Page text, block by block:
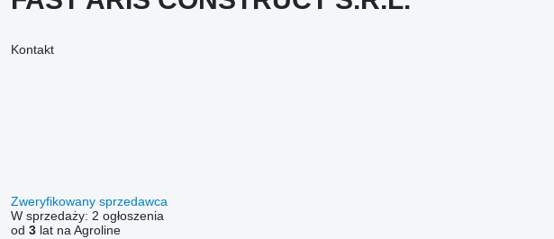
Kontakt
Zweryfikowany sprzedawca
W sprzedaży: 2 ogłoszenia
od 3lat na Agroline